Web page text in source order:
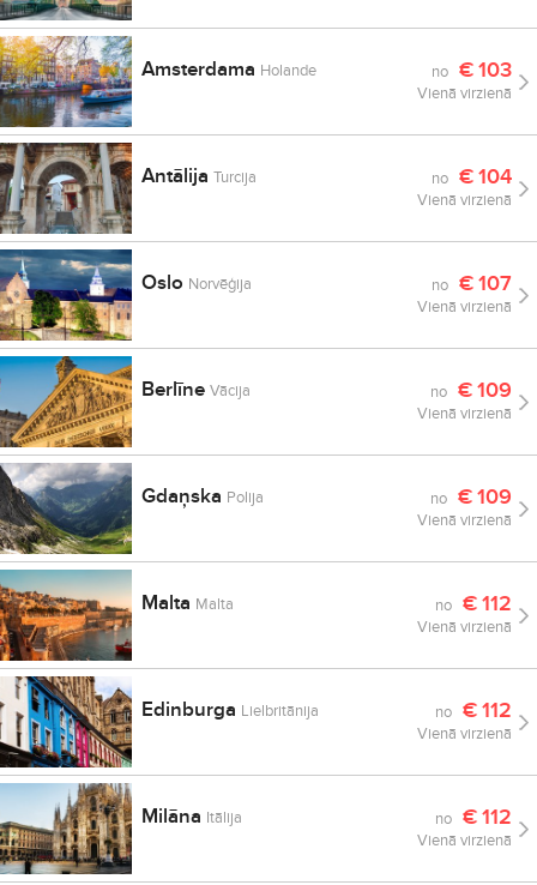
Amsterdama Holande no €103
Vienā virzienā
AntālijaTurcija no €104
Vienā virzienā
Oslo Norvēģija no €107
Vienā virzienā
BerlīneVācija no €109
Vienā virzienā
Gdaņska Polija no €109
Vienā virzienā
Malta Malta no €112
Vienā virzienā
Edinburga Lielbritānija no €112
Vienā virzienā
Milāna Itālija no €112
Vienā virzienā